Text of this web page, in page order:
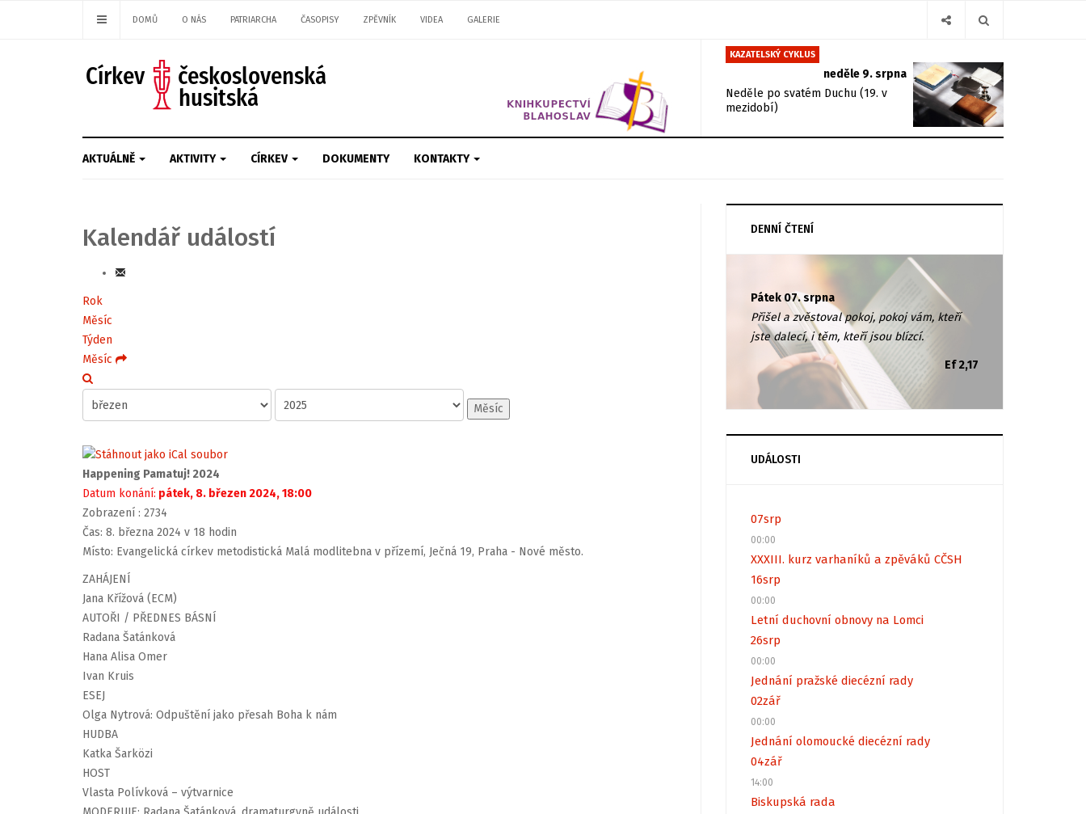
DOMŮ O NÁS PATRIARCHA ČASOPISY ZPĚVNÍK VIDEA GALERIE
KAZATELSKÝ CYKLUS
neděle 9. srpna
Neděle po svatém Duchu (19. v
mezidobí)
AKTUÁLNĚ AKTIVITY CÍRKEV DOKUMENTY KONTAKTY
Kalendář událostí
Rok
Měsíc
Týden
Měsíc
Měsíc
Happening Pamatuj! 2024
Datum konání: pátek, 8. březen 2024, 18:00
Zobrazení : 2734
Čas: 8. března 2024 v 18 hodin
Místo: Evangelická církev metodistická Malá modlitebna v přízemí, Ječná 19, Praha - Nové město.
ZAHÁJENÍ
Jana Křížová (ECM)
AUTOŘI / PŘEDNES BÁSNÍ
Radana Šatánková
Hana Alisa Omer
Ivan Kruis
ESEJ
Olga Nytrová: Odpuštění jako přesah Boha k nám
HUDBA
Katka Šarközi
HOST
Vlasta Polívková – výtvarnice
DENNÍ ČTENÍ
Pátek 07. srpna
Přišel a zvěstoval pokoj, pokoj vám, kteří
jste dalecí, i těm, kteří jsou blízcí.
Ef 2,17
UDÁLOSTI
07srp
00:00
XXXIII. kurz varhaníků a zpěváků CČSH
16srp
00:00
Letní duchovní obnovy na Lomci
26srp
00:00
Jednání pražské diecézní rady
02zář
00:00
Jednání olomoucké diecézní rady
04zář
14:00
Biskupská rada